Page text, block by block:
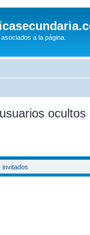
a la página.
ocultos
invitados